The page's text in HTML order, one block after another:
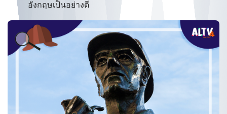
อังกฤษเป็นอย่างดี